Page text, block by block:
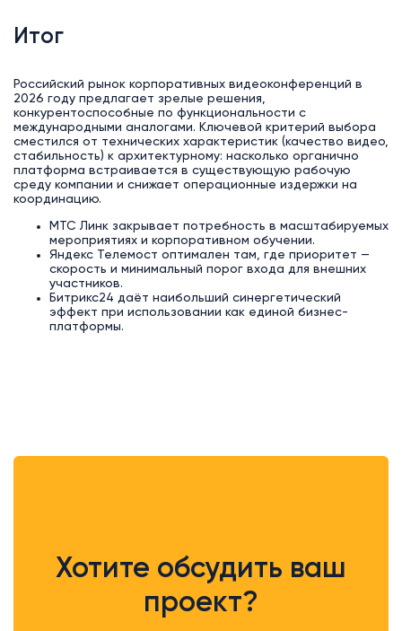
Итог
Российский рынок корпоративных видеоконференций в
2026 году предлагает зрелые решения,
конкурентоспособные по функциональности с
международными аналогами. Ключевой критерий выбора
сместился от технических характеристик (качество видео,
стабильность) к архитектурному: насколько органично
платформа встраивается в существующую рабочую
среду компании и снижает операционные издержки на
координацию.
МТС Линк закрывает потребность в масштабируемых
мероприятиях и корпоративном обучении.
Яндекс Телемост оптимален там, где приоритет —
скорость и минимальный порог входа для внешних
участников.
Битрикс24 даёт наибольший синергетический
эффект при использовании как единой бизнес-
платформы.
Хотите обсудить ваш
проект?